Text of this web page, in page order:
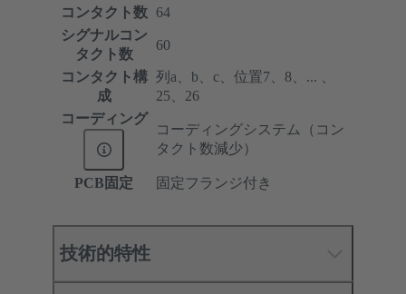
コンタクト数
64
シグナルコン
タクト数
60
コンタクト構
成
列a、b、c、位置7、8、... 、
25、26
コーディング
コーディングシステム（コン
タクト数減少）
PCB固定 固定フランジ付き
技術的特性